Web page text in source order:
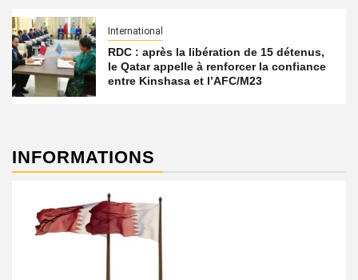
International
RDC : après la libération de 15 détenus,
le Qatar appelle à renforcer la confiance
entre Kinshasa et l’AFC/M23
INFORMATIONS